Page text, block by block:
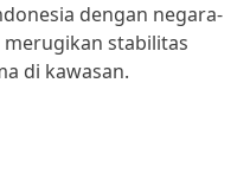
dengan negara-
stabilitas
di kawasan.